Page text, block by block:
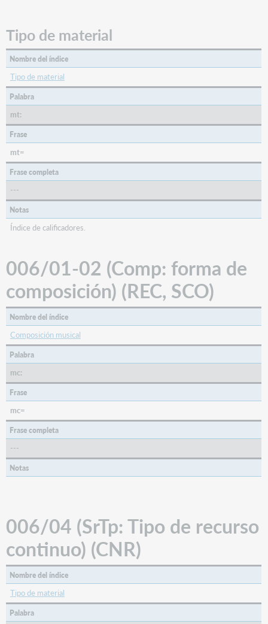
(COM)
006/11
(GPub:
publicación
gubernamental)
(BKS,
CNR,
COM,
MAP,
VIS)
(Conf:
publicación
conferencia)
(BKS,
CNR)
Forma
material)
(MAP,
VIS)
Microforma
o
Tipo
006/13-
14
Texto
literario
(REC,
SCO)
006/16
(LitF:
Forma
literaria)
(BKS)
006/16
(TMat:
Tipo de material
Nombre del índice
Tipo de material
Palabra
mt:
Frase
mt=
Frase completa
---
Notas
Índice de calificadores.
006/01-02 (Comp: forma de
composición) (REC, SCO)
Nombre del índice
Composición musical
Palabra
mc:
Frase
mc=
Frase completa
---
Notas
006/04 (SrTp: Tipo de recurso
continuo) (CNR)
Nombre del índice
Tipo de material
Palabra